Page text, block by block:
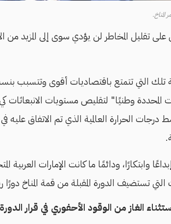
المناخ.
تقليل المخاطر لن يؤدي سوى إلى المزيد من
التي تتمتع باقتصاديات أقوى وتتسبب بنسب
الحرارة العالمية الذي تم الاتفاق عليه
وابتكارًا، ودائمًا ما كانت الإمارات العربية
تستضيف الدورة المقبلة من قمة المناخ دورًا
الغاز من الوقود الأحفوري في قرار